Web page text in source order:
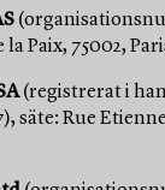
la Paix, 75002,
(registrerat i
säte: Rue